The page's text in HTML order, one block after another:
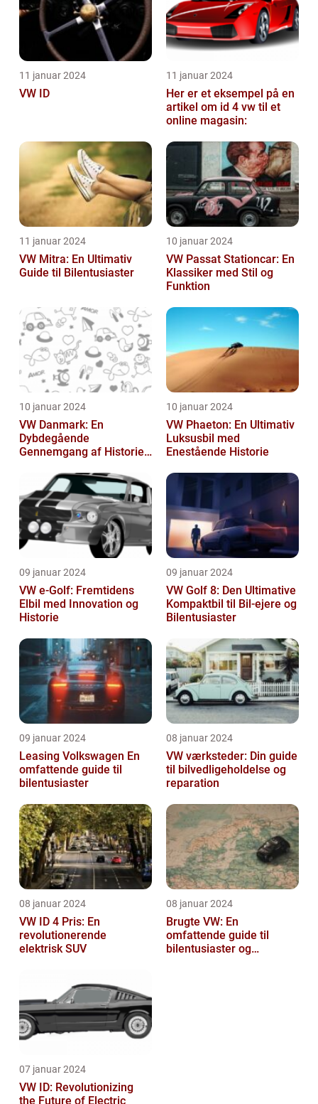
11 januar 2024
VW ID
11 januar 2024
Her er et eksempel på en
artikel om id 4 vw til et
online magasin:
11 januar 2024
VW Mitra: En Ultimativ
Guide til Bilentusiaster
10 januar 2024
VW Passat Stationcar: En
Klassiker med Stil og
Funktion
10 januar 2024
VW Danmark: En
Dybdegående
Gennemgang af Historien
10 januar 2024
VW Phaeton: En Ultimativ
Luksusbil med
Enestående Historie
09 januar 2024
VW e-Golf: Fremtidens
Elbil med Innovation og
Historie
09 januar 2024
VW Golf 8: Den Ultimative
Kompaktbil til Bil-ejere og
Bilentusiaster
09 januar 2024
Leasing Volkswagen En
omfattende guide til
bilentusiaster
08 januar 2024
VW værksteder: Din guide
til bilvedligeholdelse og
reparation
08 januar 2024
VW ID 4 Pris: En
revolutionerende
elektrisk SUV
08 januar 2024
Brugte VW: En
omfattende guide til
bilentusiaster og
07 januar 2024
VW ID: Revolutionizing
the Future of Electric